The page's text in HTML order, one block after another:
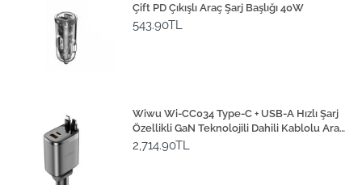
Çift PD Çıkışlı Araç Şarj Başlığı 40W
543.90TL
Wiwu Wi-CC034 Type-C + USB-A Hızlı Şarj
Özellikli GaN Teknolojili Dahili Kablolu Araç
Şarj Aleti 111W
2,714.90TL